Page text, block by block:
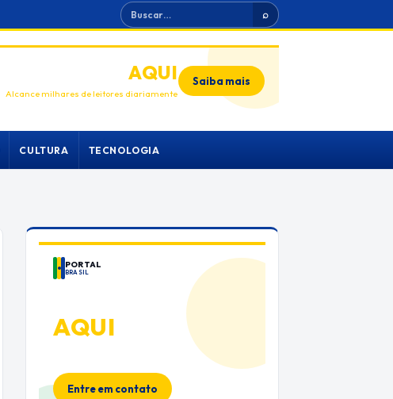
Buscar ⌕
ANUNCIEAQUI
Alcance milhares de leitores diariamente
Saiba mais
CULTURA TECNOLOGIA
PORTAL
BRASIL
AQUI
Espaço premium para sua marca
Entre em contato